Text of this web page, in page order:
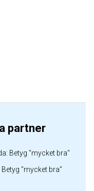
partner
Betyg "mycket bra"
"mycket bra"